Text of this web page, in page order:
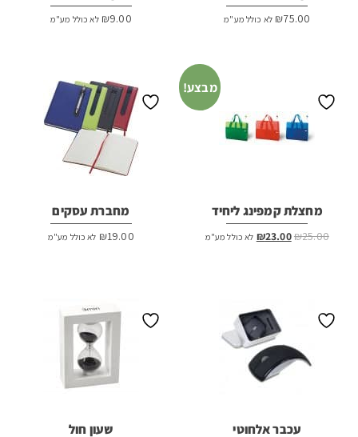
₪75.00 לא כולל מע"מ ₪9.00 לא כולל מע"מ
מבצע!
מחצלת קמפינג ליחיד
₪25.00
המחיר₪23.00 המחיר
לא כולל מע"מ
מחברת עסקים
₪19.00 לא כולל מע"מ
עכבר אלחוטי שעון חול